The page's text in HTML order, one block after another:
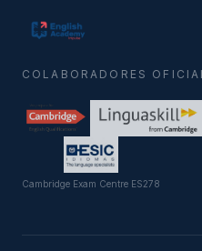
COLABORADORES
Cambridge Exam Centre ES278